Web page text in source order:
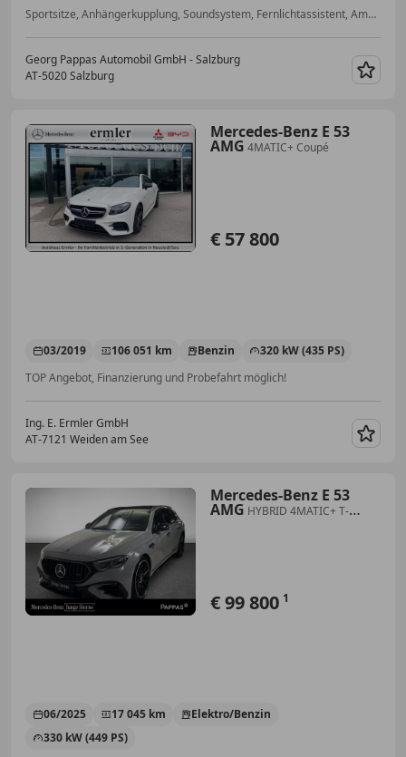
Sportsitze, Anhängerkupplung, Soundsystem, Fernlichtassistent, Ambientebeleuchtung, Sportpaket, Elektrische Sitze, ABS
Georg Pappas Automobil GmbH - Salzburg
AT-5020 Salzburg
Mercedes-Benz E 53
AMG 4MATIC+ Coupé
€ 57 800
03/2019 106 051 km Benzin
320 kW (435 PS)
TOP Angebot, Finanzierung und Probefahrt möglich!
Ing. E. Ermler GmbH
AT-7121 Weiden am See
Mercedes-Benz E 53
AMG HYBRID 4MATIC+ T-
€ 99 800 1
06/2025 17 045 km
Elektro/Benzin
330 kW (449 PS)